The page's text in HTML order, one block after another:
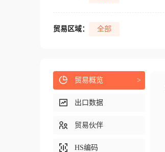
贸易区域： 全部
贸易概览 >
出口数据
贸易伙伴
HS编码